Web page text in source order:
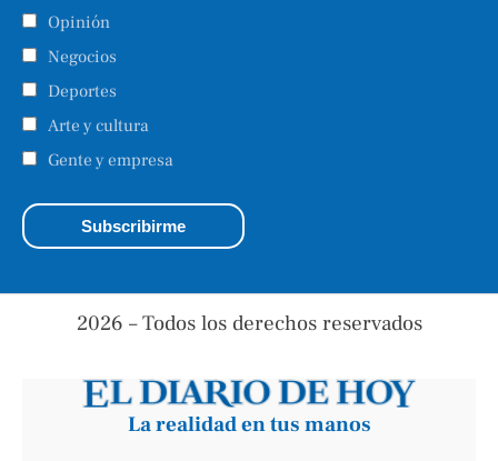
Opinión
Negocios
Deportes
Arte y cultura
Gente y empresa
2026 – Todos los derechos reservados
La realidad en tus manos